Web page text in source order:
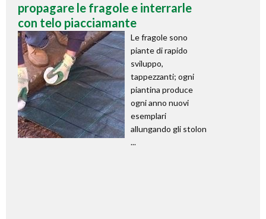
propagare le fragole e interrarle
con telo piacciamante
Le fragole sono
piante di rapido
sviluppo,
tappezzanti; ogni
piantina produce
ogni anno nuovi
esemplari
allungando gli stolon
...